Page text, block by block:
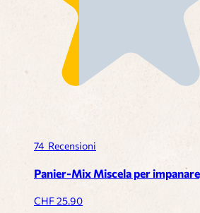
74 Recensioni
Panier-Mix Miscela per
CHF25.90